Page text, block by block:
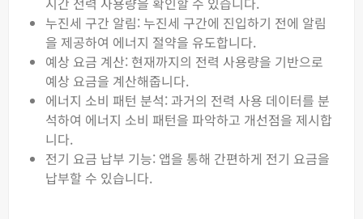
누진세 구간 알림: 누진세 구간에 진입하기 전에 알림
을 제공하여 에너지 절약을 유도합니다.
예상 요금 계산: 현재까지의 전력 사용량을 기반으로
예상 요금을 계산해줍니다.
에너지 소비 패턴 분석: 과거의 전력 사용 데이터를 분
석하여 에너지 소비 패턴을 파악하고 개선점을 제시합
니다.
전기 요금 납부 기능: 앱을 통해 간편하게 전기 요금을
납부할 수 있습니다.